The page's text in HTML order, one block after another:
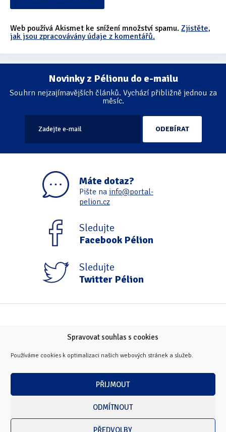
Spravovat souhlas s cookies
Používáme cookies k optimalizaci našich webových stránek a služeb.
PŘIJMOUT
ODMÍTNOUT
PŘEDVOLBY
Web používá Akismet ke snížení množství spamu. Zjistěte,
jak jsou zpracovávány údaje z komentářů.
Novinky z Pélionu do e-mailu
Souhrn nejzajímavějších článků. Vychází přibližně jednou za
měsíc.
Máte dotaz?
Pište na info@portal-
pelion.cz
Sledujte
Facebook Pélion
Sledujte
Twitter Pélion